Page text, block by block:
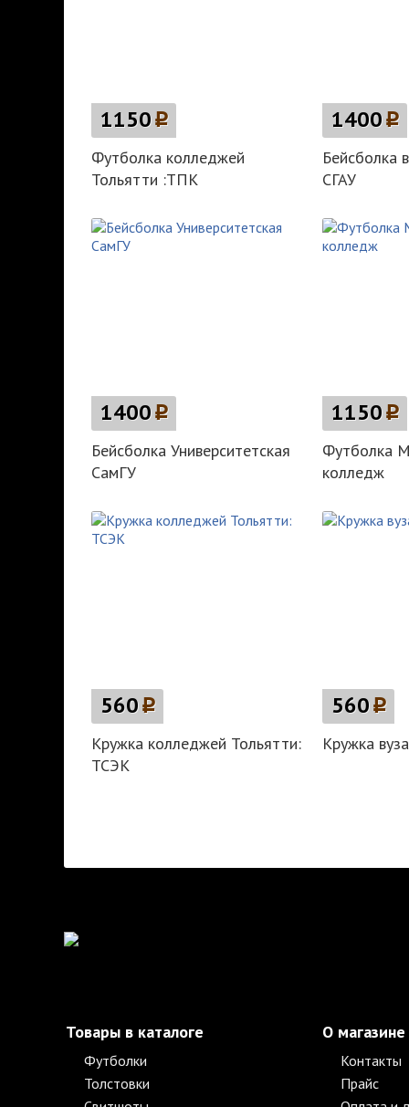
1150p
Футболка колледжей
Тольятти :ТПК
1400p
Бейсболка
СГАУ
1400p
Бейсболка Университетская
СамГУ
1150p
Футболка
колледж
560p
Кружка колледжей Тольятти:
ТСЭК
560p
Кружка
Товары в каталоге
Футболки
Толстовки
О магазине
Контакты
Прайс